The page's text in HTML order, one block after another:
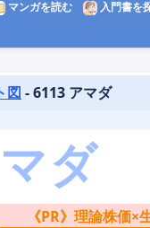
マンガを読む 入門書を
図 - 6113 アマダ
《PR》理論株価×